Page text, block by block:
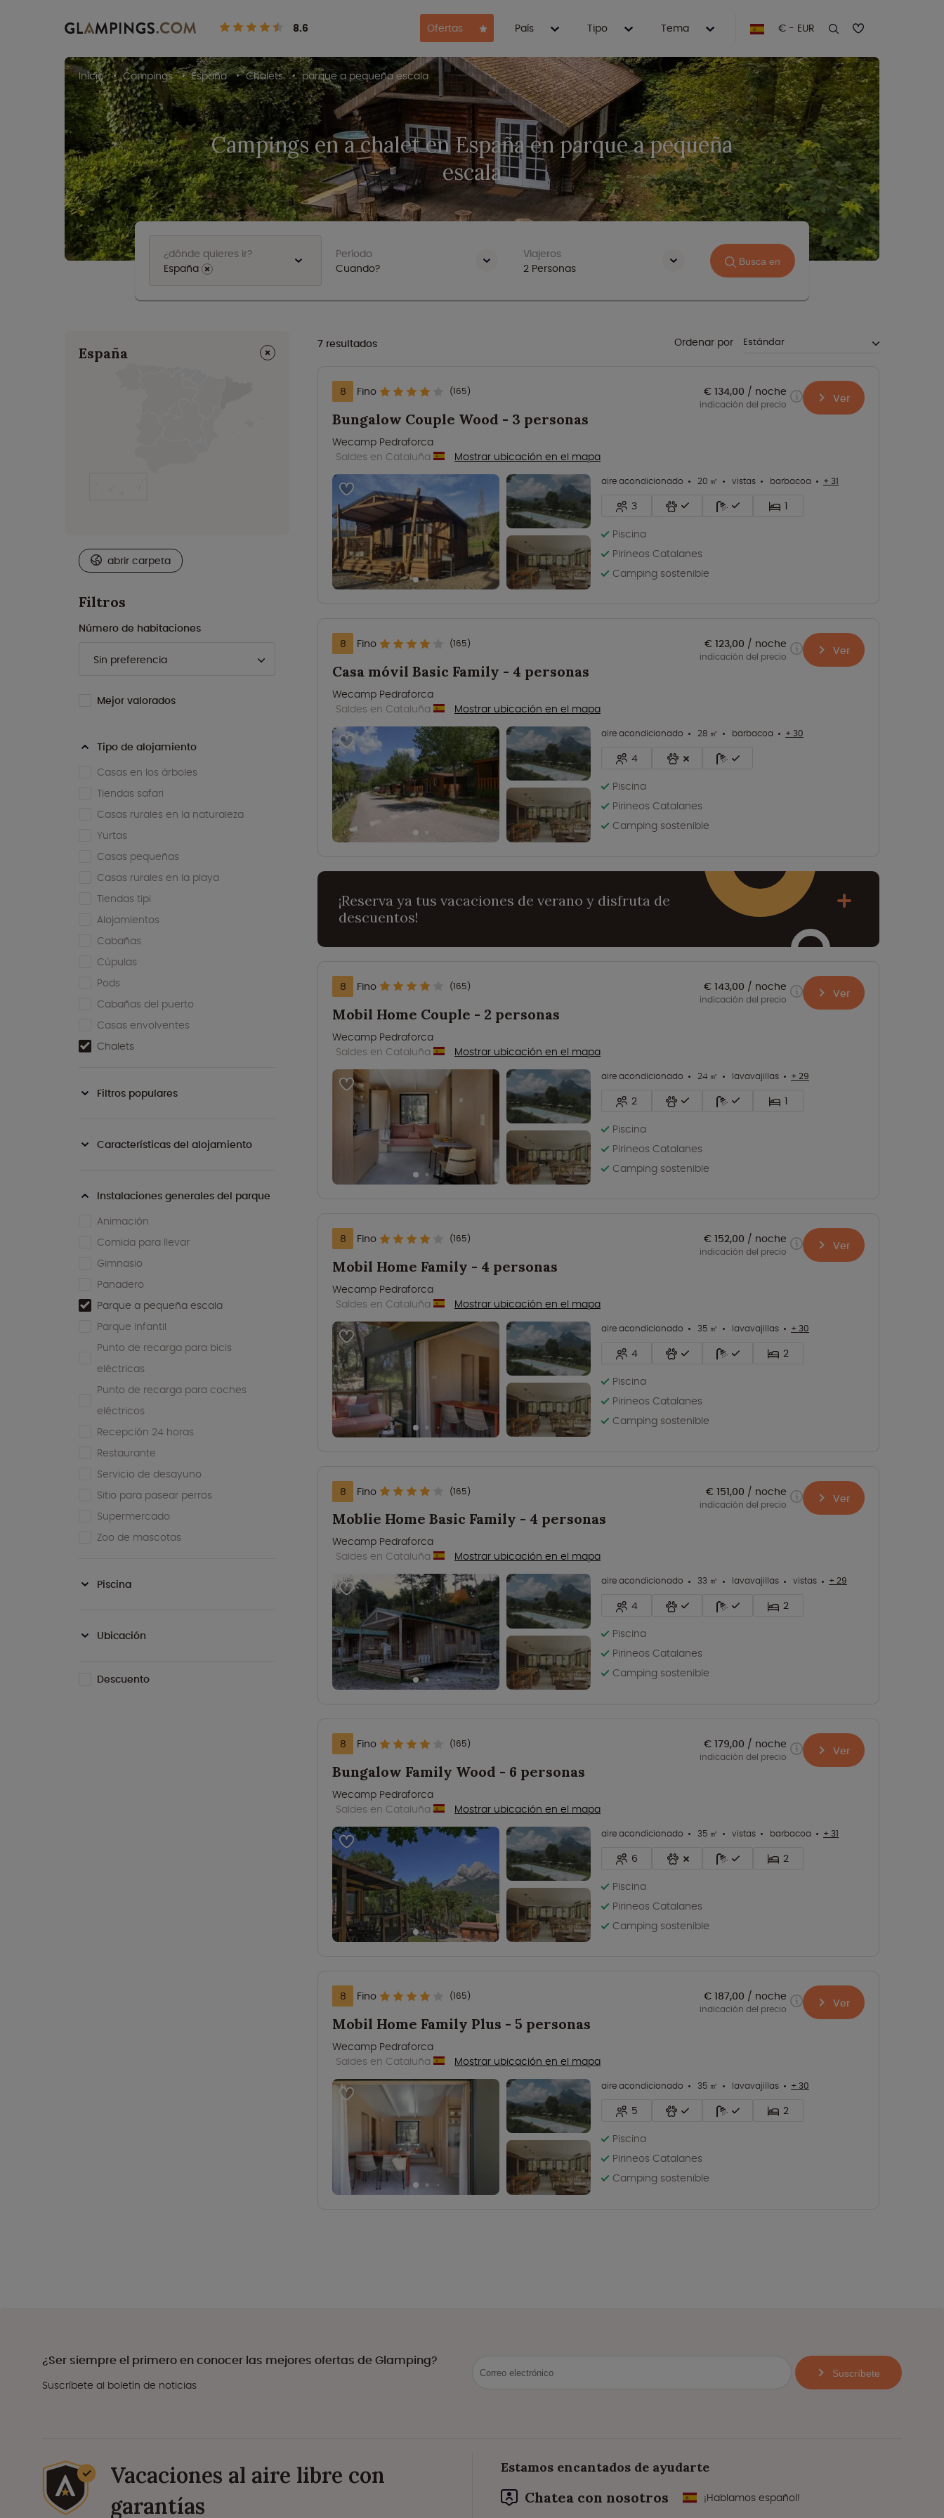
8.6 Ofertas País Tipo Tema € - EUR
Inicio Campings España Chalets parque a pequeña escala
Campings en a chalet en España en parque a pequeña
escala
¿dónde quieres ir?
España ⨯
Período
Cuando?
Viajeros
2 Personas Busca en
Ordenar por
España ⨯
abrir carpeta
Filtros
Número de habitaciones
Mejor valorados
Tipo de alojamiento
Casas en los árboles
Tiendas safari
Casas rurales en la naturaleza
Yurtas
Casas pequeñas
Casas rurales en la playa
Tiendas tipi
Alojamientos
Cabañas
Cúpulas
Pods
Cabañas del puerto
Casas envolventes
Chalets
Filtros populares
Características del alojamiento
Instalaciones generales del parque
Animación
Comida para llevar
Gimnasio
Panadero
Parque a pequeña escala
Parque infantil
Punto de recarga para bicis
eléctricas
Punto de recarga para coches
eléctricos
Recepción 24 horas
Restaurante
Servicio de desayuno
Sitio para pasear perros
Supermercado
Zoo de mascotas
Piscina
Ubicación
Descuento
7 resultados
8 Fino (165)
Bungalow Couple Wood - 3 personas
Wecamp Pedraforca
Saldes en Cataluña
Mostrar ubicación en el mapa
aire acondicionado 20 ㎡ vistas barbacoa + 31
3
1
Piscina
Pirineos Catalanes
Camping sostenible
€ 134,00 noche
indicación del precio Ver
8 Fino (165)
Casa móvil Basic Family - 4 personas
Wecamp Pedraforca
Saldes en Cataluña
Mostrar ubicación en el mapa
aire acondicionado 28 ㎡ barbacoa + 30
4
Piscina
Pirineos Catalanes
Camping sostenible
€ 123,00 noche
indicación del precio Ver
¡Reserva ya tus vacaciones de verano y disfruta de
descuentos!
8 Fino (165)
Mobil Home Couple - 2 personas
Wecamp Pedraforca
Saldes en Cataluña
Mostrar ubicación en el mapa
aire acondicionado 24 ㎡ lavavajillas + 29
2
1
Piscina
Pirineos Catalanes
Camping sostenible
€ 143,00 noche
indicación del precio Ver
8 Fino (165)
Mobil Home Family - 4 personas
Wecamp Pedraforca
Saldes en Cataluña
Mostrar ubicación en el mapa
aire acondicionado 35 ㎡ lavavajillas + 30
4
2
Piscina
Pirineos Catalanes
Camping sostenible
€ 152,00 noche
indicación del precio Ver
8 Fino (165)
Moblie Home Basic Family - 4 personas
Wecamp Pedraforca
Saldes en Cataluña
Mostrar ubicación en el mapa
aire acondicionado 33 ㎡ lavavajillas vistas + 29
4
2
Piscina
Pirineos Catalanes
Camping sostenible
€ 151,00 noche
indicación del precio Ver
8 Fino (165)
Bungalow Family Wood - 6 personas
Wecamp Pedraforca
Saldes en Cataluña
Mostrar ubicación en el mapa
aire acondicionado 35 ㎡ vistas barbacoa + 31
6
2
Piscina
Pirineos Catalanes
Camping sostenible
€ 179,00 noche
indicación del precio Ver
8 Fino (165)
Mobil Home Family Plus - 5 personas
Wecamp Pedraforca
Saldes en Cataluña
Mostrar ubicación en el mapa
aire acondicionado 35 ㎡ lavavajillas + 30
5
2
Piscina
Pirineos Catalanes
Camping sostenible
€ 187,00 noche
indicación del precio Ver
¿Ser siempre el primero en conocer las mejores ofertas de Glamping?
Suscríbete al boletín de noticias
Suscríbete
Vacaciones al aire libre con
garantías
Estamos encantados de ayudarte
Chatea con nosotros ¡Hablamos español!